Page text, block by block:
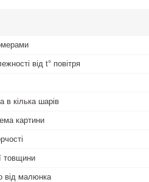
від t° повітря
в кілька шарів
картини
товщини
від малюнка